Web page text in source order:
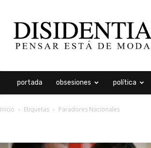
portada obsesiones política
Inicio Etiquetas Paradores Nacionales